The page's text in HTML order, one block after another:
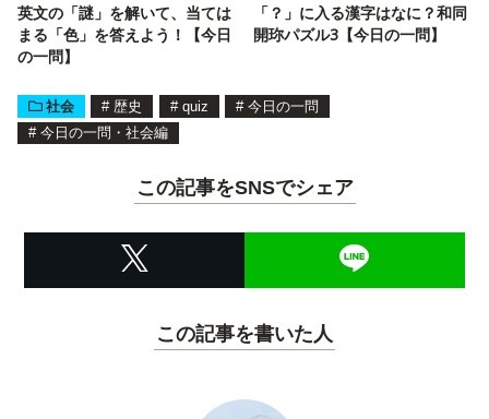
英文の「謎」を解いて、当ては
まる「色」を答えよう！【今日
の一問】
「？」に入る漢字はなに？和同
開珎パズル3【今日の一問】
社会 # 歴史 # quiz # 今日の一問
# 今日の一問・社会編
この記事をSNSでシェア
この記事を書いた人